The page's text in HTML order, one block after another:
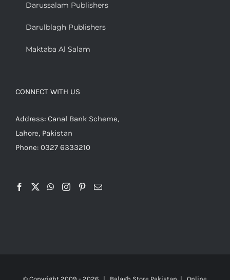
Darussalam Publishers
Darulblagh Publishers
Maktaba Al Salam
CONNECT WITH US
Address: Canal Bank Scheme,
Lahore, Pakistan
Phone: 0327 6333210